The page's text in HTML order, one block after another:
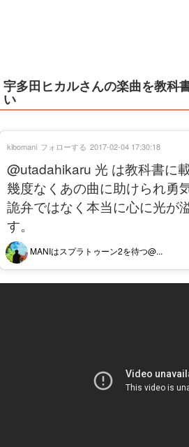
宇多田ヒカルさんの楽曲を教科
い
@utadahikaru 光 は教科書に
幾度なくあの曲に助けられ勇
詭弁ではなく本当に心に光が
す。
MANIはスプラトゥーン2を待つ@...
kibomani フォローする 2017-02-04 17:30:18